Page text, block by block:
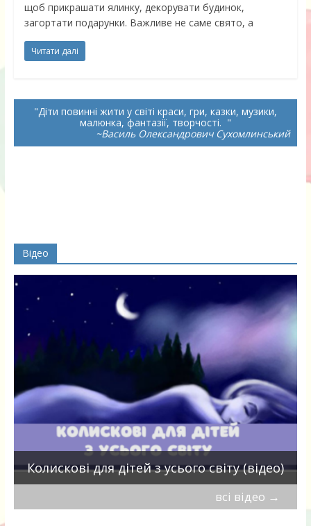
щоб прикрашати ялинку, декорувати будинок,
загортати подарунки. Важливе не саме свято, а
Читати далі
Діти повинні жити у світі краси, гри, казки, музики,
малюнка, фантазії, творчості.
~Василь Олександрович Сухомлинський
Відео
Колискові для дітей з усього світу (відео)
всі відео →